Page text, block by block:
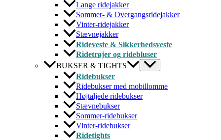
Lange ridejakker
Sommer- & Overgangsridejakker
Vinter-ridejakker
Stævnejakker
Rideveste & Sikkerhedsveste
Ridetrøjer og ridebluser
BUKSER & TIGHTS
Ridebukser
Ridebukser med mobillomme
Højtaljede ridebukser
Stævnebukser
Sommer-ridebukser
Vinter-ridebukser
Ridetights